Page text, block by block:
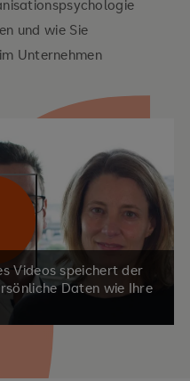
und wie Sie
Unternehmen
Videos speichert der
Daten wie Ihre